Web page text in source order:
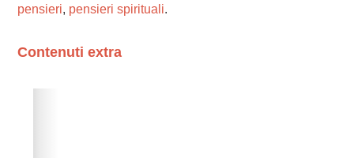
pensieri, pensieri spirituali.
Contenuti extra